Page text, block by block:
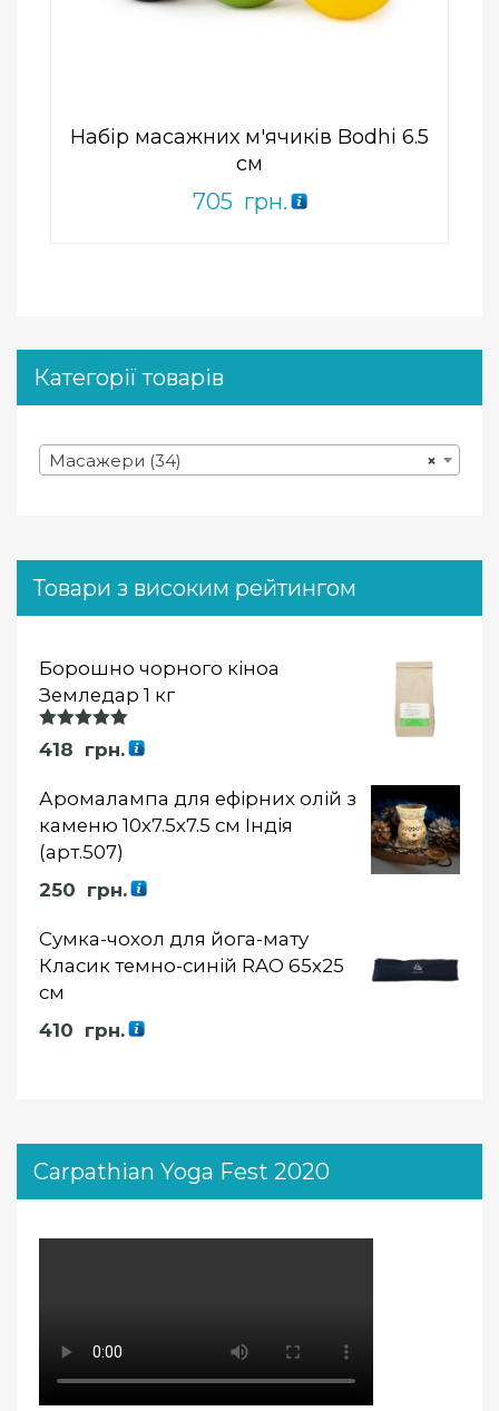
Набір масажних м'ячиків Bodhi 6.5
см
705 грн.
Категорії товарів
×
Масажери (34)
Товари з високим рейтингом
Борошно чорного кіноа
Земледар 1 кг
Оцінка
5.00із 5
418 грн.
Аромалампа для ефірних олій з
каменю 10х7.5х7.5 см Індія
(арт.507)
250 грн.
Сумка-чохол для йога-мату
Класик темно-синій RAO 65х25
см
410 грн.
Carpathian Yoga Fest 2020